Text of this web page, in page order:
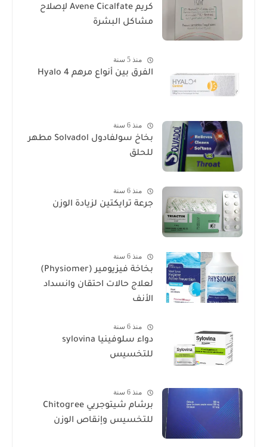
كريم Avene Cicalfate لإصلاح
مشاكل البشرة
منذ 5 سنة
الفرق بين أنواع مرهم Hyalo 4
منذ 6 سنة
بخاخ سولفادول Solvadol مطهر
للحلق
منذ 6 سنة
جرعة ترايكتين لزيادة الوزن
منذ 6 سنة
بخاخة فيزيومير (Physiomer)
لعلاج حالات احتقان وانسداد
الأنف
منذ 6 سنة
دواء سلوفينيا sylovina
للتخسيس
منذ 6 سنة
برشام شيتوجريي Chitogree
للتخسيس وإنقاص الوزن